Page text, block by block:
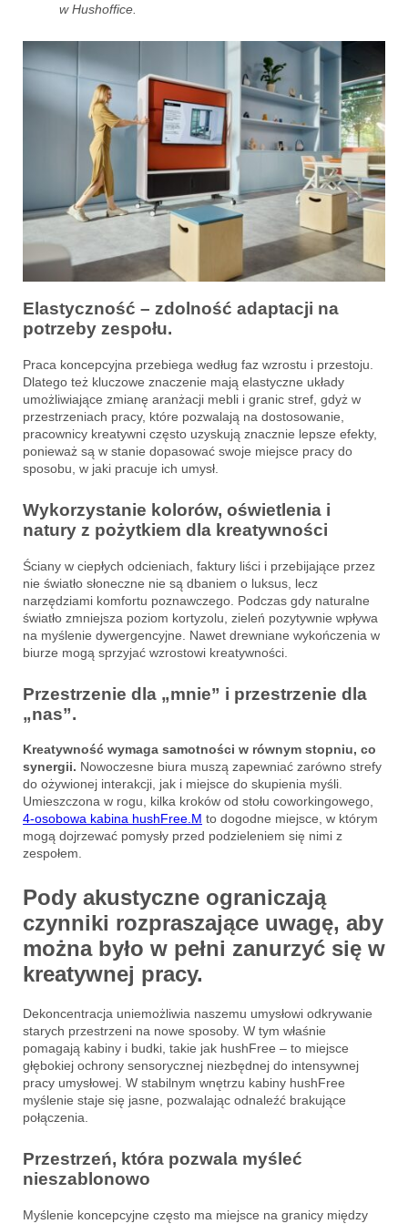
w Hushoffice.
Elastyczność – zdolność adaptacji na
potrzeby zespołu.
Praca koncepcyjna przebiega według faz wzrostu i przestoju.
Dlatego też kluczowe znaczenie mają elastyczne układy
umożliwiające zmianę aranżacji mebli i granic stref, gdyż w
przestrzeniach pracy, które pozwalają na dostosowanie,
pracownicy kreatywni często uzyskują znacznie lepsze efekty,
ponieważ są w stanie dopasować swoje miejsce pracy do
sposobu, w jaki pracuje ich umysł.
Wykorzystanie kolorów, oświetlenia i
natury z pożytkiem dla kreatywności
Ściany w ciepłych odcieniach, faktury liści i przebijające przez
nie światło słoneczne nie są dbaniem o luksus, lecz
narzędziami komfortu poznawczego. Podczas gdy naturalne
światło zmniejsza poziom kortyzolu, zieleń pozytywnie wpływa
na myślenie dywergencyjne. Nawet drewniane wykończenia w
biurze mogą sprzyjać wzrostowi kreatywności.
Przestrzenie dla „mnie” i przestrzenie dla
„nas”.
Kreatywność wymaga samotności w równym stopniu, co
synergii. Nowoczesne biura muszą zapewniać zarówno strefy
do ożywionej interakcji, jak i miejsce do skupienia myśli.
Umieszczona w rogu, kilka kroków od stołu coworkingowego,
4-osobowa kabina hushFree.M to dogodne miejsce, w którym
mogą dojrzewać pomysły przed podzieleniem się nimi z
zespołem.
Pody akustyczne ograniczają
czynniki rozpraszające uwagę, aby
można było w pełni zanurzyć się w
kreatywnej pracy.
Dekoncentracja uniemożliwia naszemu umysłowi odkrywanie
starych przestrzeni na nowe sposoby. W tym właśnie
pomagają kabiny i budki, takie jak hushFree – to miejsce
głębokiej ochrony sensorycznej niezbędnej do intensywnej
pracy umysłowej. W stabilnym wnętrzu kabiny hushFree
myślenie staje się jasne, pozwalając odnaleźć brakujące
połączenia.
Przestrzeń, która pozwala myśleć
nieszablonowo
Myślenie koncepcyjne często ma miejsce na granicy między